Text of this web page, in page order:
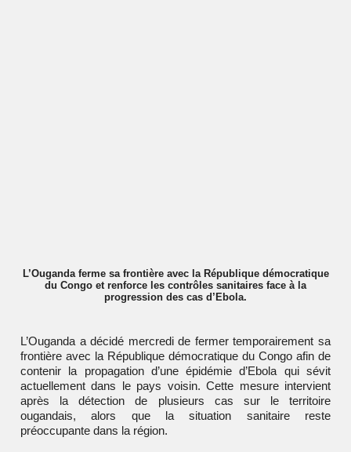
L’Ouganda ferme sa frontière avec la République démocratique
du Congo et renforce les contrôles sanitaires face à la
progression des cas d’Ebola.
L’Ouganda a décidé mercredi de fermer temporairement sa
frontière avec la République démocratique du Congo afin de
contenir la propagation d’une épidémie d’Ebola qui sévit
actuellement dans le pays voisin. Cette mesure intervient
après la détection de plusieurs cas sur le territoire
ougandais, alors que la situation sanitaire reste
préoccupante dans la région.